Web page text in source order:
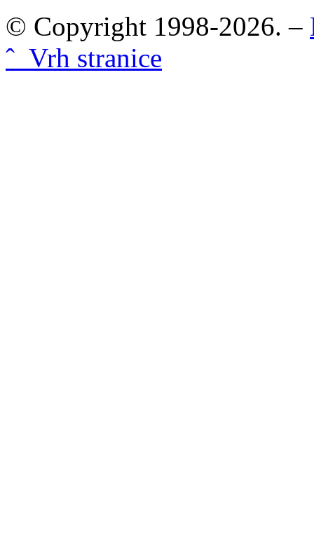
© Copyright 1998-2026. –
ˆ Vrh stranice